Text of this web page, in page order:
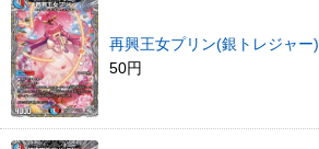
再興王女プリン(銀トレジャー)
50円